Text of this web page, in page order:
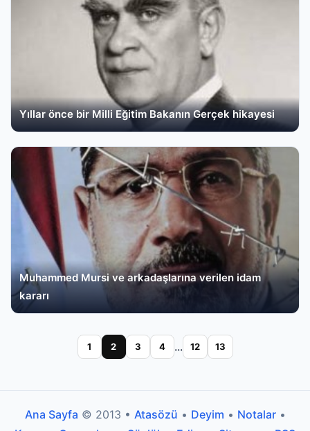
Yıllar önce bir Milli Eğitim Bakanın Gerçek hikayesi
Muhammed Mursi ve arkadaşlarına verilen idam
kararı
1 2 3 4 ... 12 13
Ana Sayfa © 2013 • Atasözü • Deyim • Notalar•